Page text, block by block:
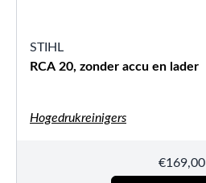
STIHL
RCA 20, zonder accu en lader
Hogedrukreinigers
€169,00